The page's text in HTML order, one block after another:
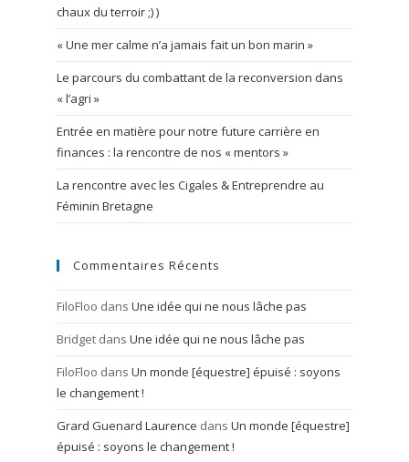
chaux du terroir ;) )
« Une mer calme n’a jamais fait un bon marin »
Le parcours du combattant de la reconversion dans
« l’agri »
Entrée en matière pour notre future carrière en
finances : la rencontre de nos « mentors »
La rencontre avec les Cigales & Entreprendre au
Féminin Bretagne
Commentaires Récents
FiloFloo dansUne idée qui ne nous lâche pas
Bridget dansUne idée qui ne nous lâche pas
FiloFloo dansUn monde [équestre] épuisé : soyons
le changement !
Grard Guenard Laurence dansUn monde [équestre]
épuisé : soyons le changement !